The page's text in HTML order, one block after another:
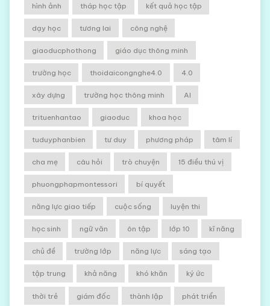
hình ảnh tháp học tập kết quả học tập
dạy học tương lai công nghệ
giaoducphothong giáo dục thông minh
trường học thoidaicongnghe4.0 4.0
xây dựng trường học thông minh AI
trituenhantao giaoduc khoa học
tuduyphanbien tư duy phương pháp tâm lí
cha mẹ câu hỏi trò chuyện 15 điều thú vị
phuongphapmontessori bí quyết
năng lực giao tiếp cuộc sống luyện thi
học sinh ngữ văn ôn tập lớp 10 kĩ năng
chủ đề trường lớp năng lực sáng tạo
tập trung khả năng khó khăn ký ức
thời trẻ giám đốc thành lập phát triển